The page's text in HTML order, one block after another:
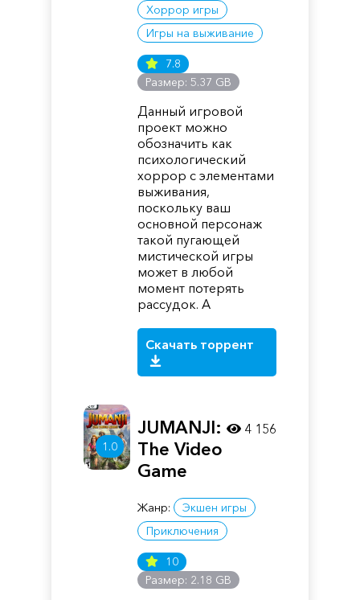
Хоррор игры
Игры на выживание
7.8
Размер: 5.37 GB
Данный игровой
проект можно
обозначить как
психологический
хоррор с элементами
выживания,
поскольку ваш
основной персонаж
такой пугающей
мистической игры
может в любой
момент потерять
рассудок. А
Скачать торрент
1.0
JUMANJI:
The Video
Game
Жанр:
Экшен игры
Приключения
10
Размер: 2.18 GB
4 156